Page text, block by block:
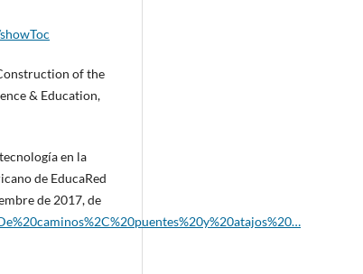
of the
& Education,
en la
de EducaRed
de 2017, de